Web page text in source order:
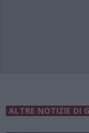
ALTRE NOTIZIE DI